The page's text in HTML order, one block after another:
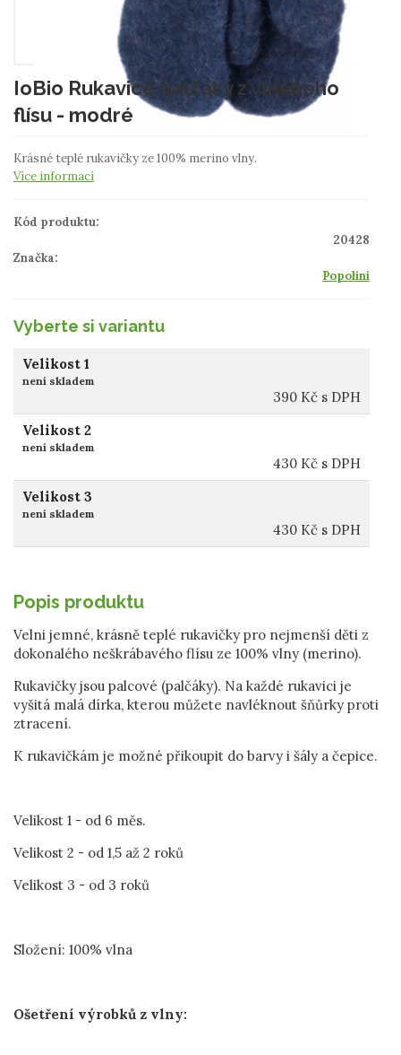
IoBio Rukavice palčáky z vlněného
flísu - modré
Krásné teplé rukavičky ze 100% merino vlny.
Více informací
Kód produktu:
20428
Značka:
Popolini
Vyberte si variantu
Velikost 1
není skladem
390 Kč s DPH
Velikost 2
není skladem
430 Kč s DPH
Velikost 3
není skladem
430 Kč s DPH
Popis produktu
Velni jemné, krásně teplé rukavičky pro nejmenší děti z
dokonalého neškrábavého flísu ze 100% vlny (merino).
Rukavičky jsou palcové (palčáky). Na každé rukavici je
vyšitá malá dírka, kterou můžete navléknout šňůrky proti
ztracení.
K rukavičkám je možné přikoupit do barvy i šály a čepice.
Velikost 1 - od 6 měs.
Velikost 2 - od 1,5 až 2 roků
Velikost 3 - od 3 roků
Složení: 100% vlna
Ošetření výrobků z vlny: